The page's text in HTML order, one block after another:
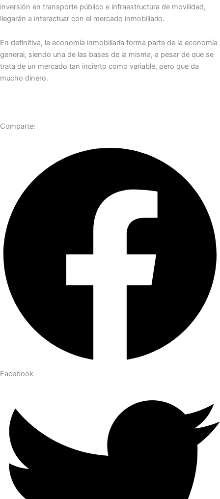
inversión en transporte público e infraestructura de movilidad,
llegarán a interactuar con el mercado inmobiliario.
En definitiva, la economía inmobiliaria forma parte de la economía
general, siendo una de las bases de la misma, a pesar de que se
trata de un mercado tan incierto como variable, pero que da
mucho dinero.
Comparte:
Facebook